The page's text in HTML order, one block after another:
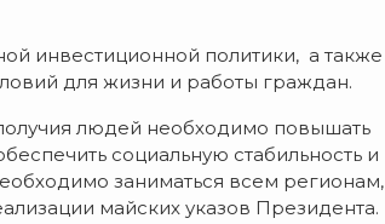
инвестиционной политики, а также
для жизни и работы граждан.
людей необходимо повышать
социальную стабильность и
заниматься всем регионам,
майских указов Президента.